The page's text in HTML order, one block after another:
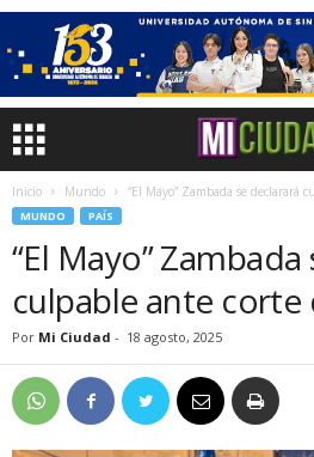
Inicio Mundo “El Mayo” Zambada se declarará
MUNDO PAÍS
“El Mayo”
culpable ante corte
Por Mi Ciudad - 18 agosto, 2025